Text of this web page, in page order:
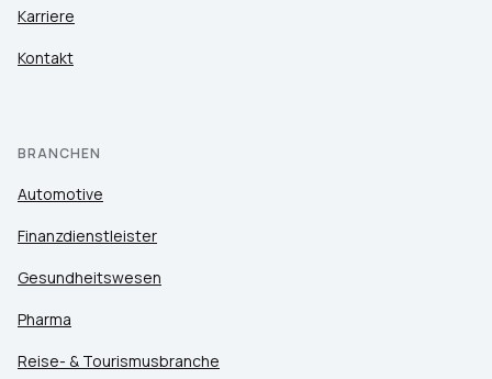
Karriere
Kontakt
BRANCHEN
Automotive
Finanzdienstleister
Gesundheitswesen
Pharma
Reise- & Tourismusbranche